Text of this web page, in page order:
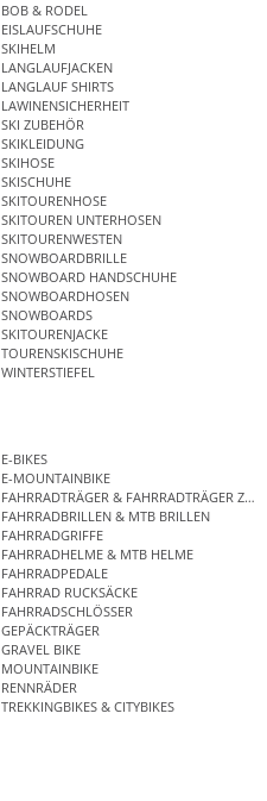
BOB & RODEL
EISLAUFSCHUHE
SKIHELM
LANGLAUFJACKEN
LANGLAUF SHIRTS
LAWINENSICHERHEIT
SKI ZUBEHÖR
SKIKLEIDUNG
SKIHOSE
SKISCHUHE
SKITOURENHOSE
SKITOUREN UNTERHOSEN
SKITOURENWESTEN
SNOWBOARDBRILLE
SNOWBOARD HANDSCHUHE
SNOWBOARDHOSEN
SNOWBOARDS
SKITOURENJACKE
TOURENSKISCHUHE
WINTERSTIEFEL
E-BIKES
E-MOUNTAINBIKE
FAHRRADTRÄGER & FAHRRADTRÄGER
FAHRRADBRILLEN & MTB BRILLEN
FAHRRADGRIFFE
FAHRRADHELME & MTB HELME
FAHRRADPEDALE
FAHRRAD RUCKSÄCKE
FAHRRADSCHLÖSSER
GEPÄCKTRÄGER
GRAVEL BIKE
MOUNTAINBIKE
RENNRÄDER
TREKKINGBIKES & CITYBIKES